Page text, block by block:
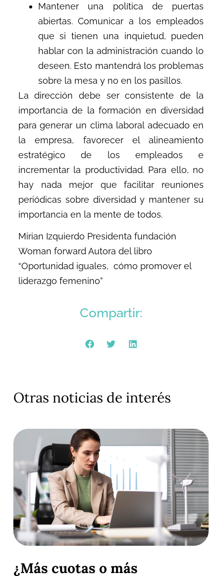
Mantener una política de puertas
abiertas. Comunicar a los empleados
que si tienen una inquietud, pueden
hablar con la administración cuando lo
deseen. Esto mantendrá los problemas
sobre la mesa y no en los pasillos.
La dirección debe ser consistente de la
importancia de la formación en diversidad
para generar un clima laboral adecuado en
la empresa, favorecer el alineamiento
estratégico de los empleados e
incrementar la productividad. Para ello, no
hay nada mejor que facilitar reuniones
periódicas sobre diversidad y mantener su
importancia en la mente de todos.
Mirian Izquierdo Presidenta fundación
Woman forward Autora del libro
“Oportunidad iguales, cómo promover el
liderazgo femenino”
Compartir:
Otras noticias de interés
¿Más cuotas o más